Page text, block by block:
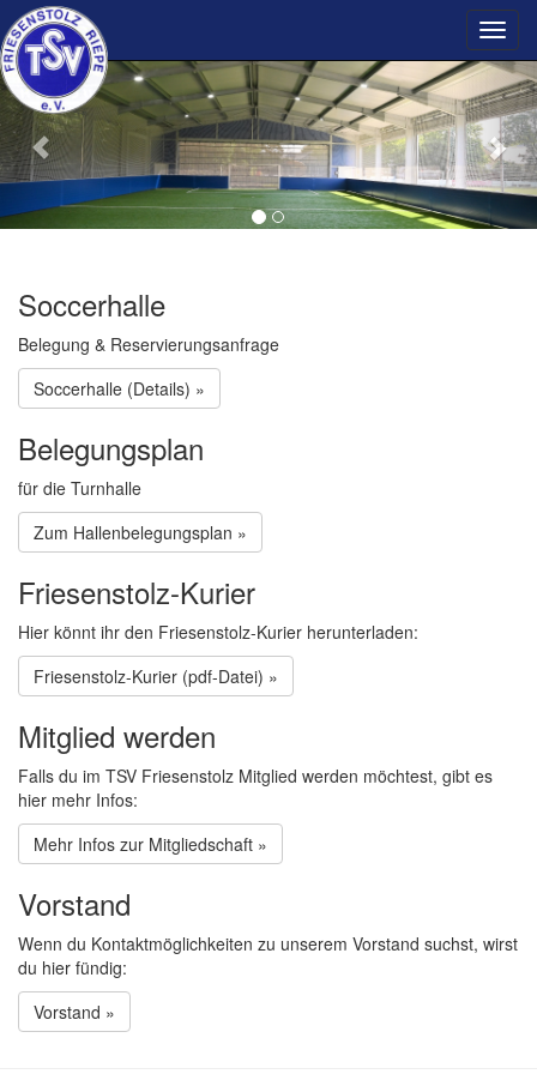
Previous
Soccerhalle
Belegung & Reservierungsanfrage
Soccerhalle (Details) »
Belegungsplan
für die Turnhalle
Zum Hallenbelegungsplan »
Friesenstolz-Kurier
Hier könnt ihr den Friesenstolz-Kurier herunterladen:
Friesenstolz-Kurier (pdf-Datei) »
Mitglied werden
Falls du im TSV Friesenstolz Mitglied werden möchtest, gibt es
hier mehr Infos:
Mehr Infos zur Mitgliedschaft »
Vorstand
Wenn du Kontaktmöglichkeiten zu unserem Vorstand suchst, wirst
du hier fündig:
Vorstand »